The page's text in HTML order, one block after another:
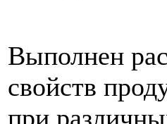
Выполнен
свойств
при